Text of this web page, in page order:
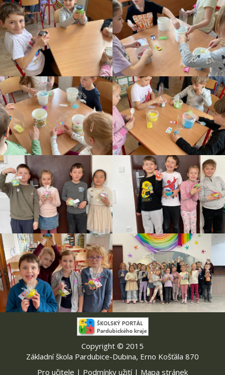
Copyright © 2015
Základní škola Pardubice-Dubina, Erno Košťála 870
Pro učitele | Podmínky užití| Mapa stránek